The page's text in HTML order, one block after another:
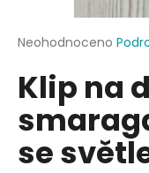
Průměrné
produktu
je
z
5
hvězdiček.
Neohodnoceno
Klip na
se
j
t
?